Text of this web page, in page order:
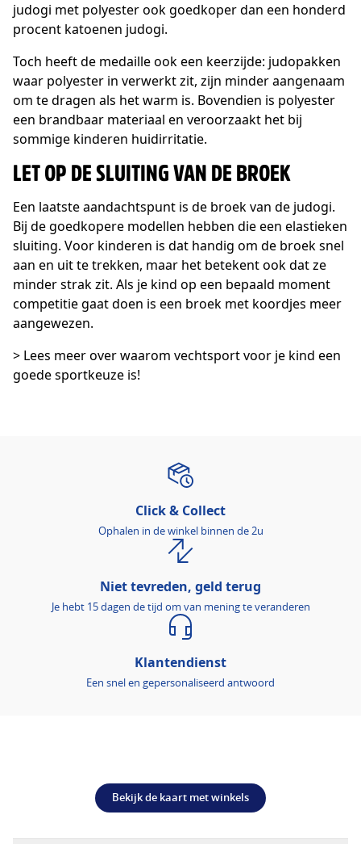
judogi met polyester ook goedkoper dan een honderd
procent katoenen judogi.
Toch heeft de medaille ook een keerzijde: judopakken
waar polyester in verwerkt zit, zijn minder aangenaam
om te dragen als het warm is. Bovendien is polyester
een brandbaar materiaal en veroorzaakt het bij
sommige kinderen huidirritatie.
LET OP DE SLUITING VAN DE BROEK
Een laatste aandachtspunt is de broek van de judogi.
Bij de goedkopere modellen hebben die een elastieken
sluiting. Voor kinderen is dat handig om de broek snel
aan en uit te trekken, maar het betekent ook dat ze
minder strak zit. Als je kind op een bepaald moment
competitie gaat doen is een broek met koordjes meer
aangewezen.
> Lees meer over waarom vechtsport voor je kind een
goede sportkeuze is!
Click & Collect
Ophalen in de winkel binnen de 2u
Niet tevreden, geld terug
Je hebt 15 dagen de tijd om van mening te veranderen
Klantendienst
Een snel en gepersonaliseerd antwoord
Bekijk de kaart met winkels